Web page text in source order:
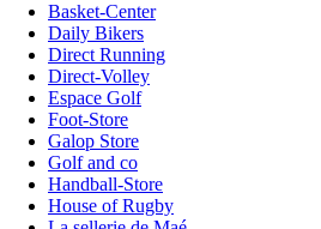
Basket-Center
Daily Bikers
Direct Running
Direct-Volley
Espace Golf
Foot-Store
Galop Store
Golf and co
Handball-Store
House of Rugby